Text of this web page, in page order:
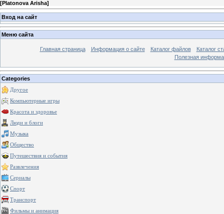
[Platonova Arisha]
Вход на сайт
Меню сайта
Главная страница Информация о сайте Каталог файлов
Каталог
Полезная
Categories
Другое
Компьютерные игры
Красота и здоровье
Люди и блоги
Музыка
Общество
Путешествия и события
Развлечения
Сериалы
Спорт
Транспорт
Фильмы и анимация